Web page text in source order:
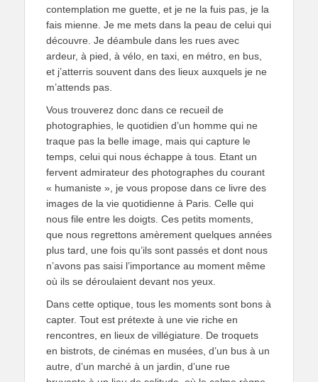
contemplation me guette, et je ne la fuis pas, je la
fais mienne. Je me mets dans la peau de celui qui
découvre. Je déambule dans les rues avec
ardeur, à pied, à vélo, en taxi, en métro, en bus,
et j’atterris souvent dans des lieux auxquels je ne
m’attends pas.
Vous trouverez donc dans ce recueil de
photographies, le quotidien d’un homme qui ne
traque pas la belle image, mais qui capture le
temps, celui qui nous échappe à tous. Etant un
fervent admirateur des photographes du courant
« humaniste », je vous propose dans ce livre des
images de la vie quotidienne à Paris. Celle qui
nous file entre les doigts. Ces petits moments,
que nous regrettons amèrement quelques années
plus tard, une fois qu’ils sont passés et dont nous
n’avons pas saisi l’importance au moment même
où ils se déroulaient devant nos yeux.
Dans cette optique, tous les moments sont bons à
capter. Tout est prétexte à une vie riche en
rencontres, en lieux de villégiature. De troquets
en bistrots, de cinémas en musées, d’un bus à un
autre, d’un marché à un jardin, d’une rue